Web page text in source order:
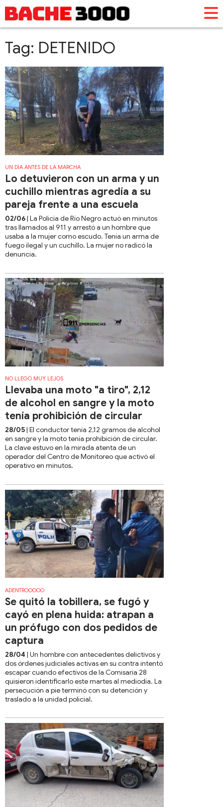
Tag: DETENIDO
UN DÍA ANTES DE LA MARCHA
Lo detuvieron con un arma y un
cuchillo mientras agredía a su
pareja frente a una escuela
02/06| La Policía de Río Negro actuó en minutos
tras llamados al 911 y arrestó a un hombre que
usaba a la mujer como escudo. Tenía un arma de
fuego ilegal y un cuchillo. La mujer no radicó la
denuncia.
NO LLEGÓ MUY LEJOS
Llevaba una moto "a tiro", 2,12
de alcohol en sangre y la moto
tenía prohibición de circular
28/05| El conductor tenía 2,12 gramos de alcohol
en sangre y la moto tenía prohibición de circular.
La clave estuvo en la mirada atenta de un
operador del Centro de Monitoreo que activó el
operativo en minutos.
ADENTROOOOO
Se quitó la tobillera, se fugó y
cayó en plena huida: atrapan a
un prófugo con dos pedidos de
captura
28/04 | Un hombre con antecedentes delictivos y
dos órdenes judiciales activas en su contra intentó
escapar cuando efectivos de la Comisaría 28
quisieron identificarlo este martes al mediodía. La
persecución a pie terminó con su detención y
traslado a la unidad policial.